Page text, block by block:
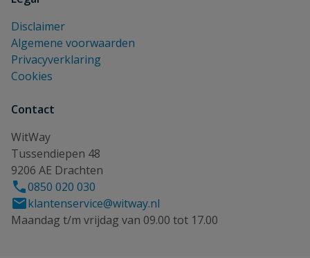
Disclaimer
Algemene voorwaarden
Privacyverklaring
Cookies
Contact
WitWay
Tussendiepen 48
9206 AE Drachten
0850 020 030
klantenservice@witway.nl
Maandag t/m vrijdag van 09.00 tot 17.00